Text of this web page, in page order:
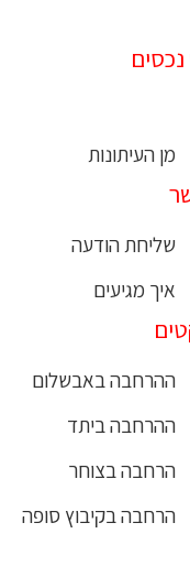
מן העיתונות
שליחת הודעה
איך מגיעים
ההרחבה באבשלום
ההרחבה ביתד
הרחבה בצוחר
הרחבה בקיבוץ סופה